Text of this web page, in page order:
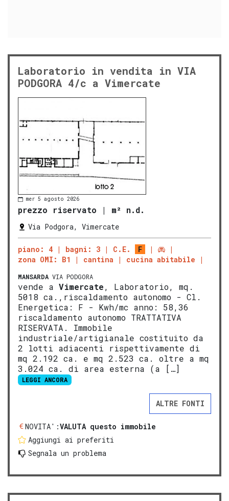
Laboratorio in vendita in VIA
PODGORA 4/c a Vimercate
mer 5 agosto 2026
prezzo riservato | m² n.d.
Via Podgora, Vimercate
piano: 4 bagni: 3 C.E.
F
zona OMI: B1
cantina cucina abitabile
MANSARDA VIA PODGORA
vende a Vimercate, Laboratorio, mq.
5018 ca.,riscaldamento autonomo - Cl.
Energetica: F - Kwh/mc anno: 58,36
riscaldamento autonomo TRATTATIVA
RISERVATA. Immobile
industriale/artigianale costituito da
2 lotti adiacenti rispettivamente di
mq 2.192 ca. e mq 2.523 ca. oltre a mq
3.024 ca. di area esterna (a […]
LEGGI ANCORA
ALTRE FONTI
NOVITA':VALUTA questo immobile
Aggiungi ai preferiti
Segnala un problema